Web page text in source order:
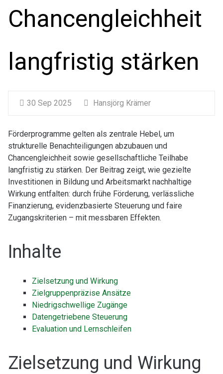
Chancengleichheit
langfristig stärken
30 Sep 2025 Hansjörg Krämer
Förderprogramme gelten als zentrale Hebel, um
strukturelle Benachteiligungen abzubauen und
Chancengleichheit sowie gesellschaftliche Teilhabe
langfristig zu stärken. Der Beitrag zeigt, wie gezielte
Investitionen in Bildung und Arbeitsmarkt nachhaltige
Wirkung entfalten: durch frühe Förderung, verlässliche
Finanzierung, evidenzbasierte Steuerung und faire
Zugangskriterien – mit messbaren Effekten.
Inhalte
Zielsetzung und Wirkung
Zielgruppenpräzise Ansätze
Niedrigschwellige Zugänge
Datengetriebene Steuerung
Evaluation und Lernschleifen
Zielsetzung und Wirkung